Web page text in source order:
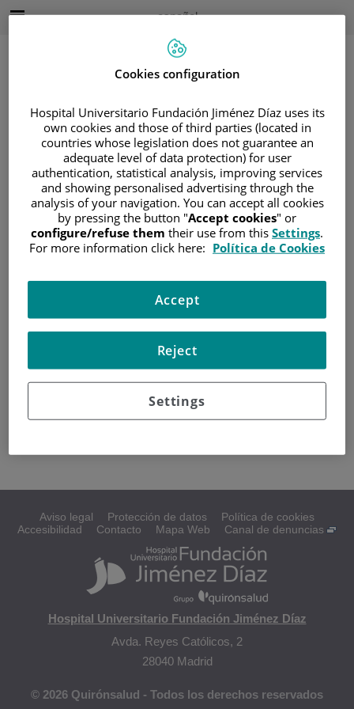
Buscar
Selector
de
idioma
Idioma
Español
Inicio/ÁREA DEL PACIENTE
/SOBRE EL CÁNCER
INFORMACIÓN Y SOPORTE AL PACIENTE
/INFORMACIÓN GENERAL/DIAGNÓSTICO
Causas y factores de riesgo
Causas potenciales
Aviso legal Protección de datos
Política de cookies
Accesibilidad
Contacto Mapa Web Canal de denuncias
Hospital Universitario Fundación Jiménez Díaz
Avda. Reyes Católicos, 2
28040 Madrid
© 2026 Quirónsalud - Todos los derechos reservados
Cookies configuration
Hospital Universitario Fundación Jiménez Díaz uses its
own cookies and those of third parties (located in
countries whose legislation does not guarantee an
adequate level of data protection) for user
authentication, statistical analysis, improving services
and showing personalised advertising through the
analysis of your navigation. You can accept all cookies
by pressing the button "Accept cookies" or
configure/refuse them their use from this Settings.
For more information click here: Política de Cookies
Settings
Reject
Accept